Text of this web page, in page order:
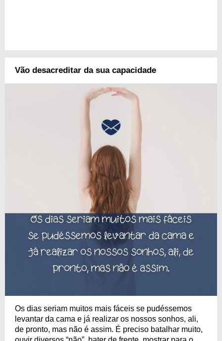
Vão desacreditar da sua capacidade
Os dias seriam muitos mais fáceis se pudéssemos
levantar da cama e já realizar os nossos sonhos, ali,
de pronto, mas não é assim. É preciso batalhar muito,